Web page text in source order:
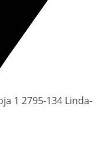
1 2795-134 Linda-